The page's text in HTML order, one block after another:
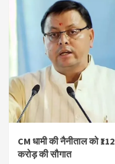
CM धामी की नैनीताल को ₹112
करोड़ की सौगात